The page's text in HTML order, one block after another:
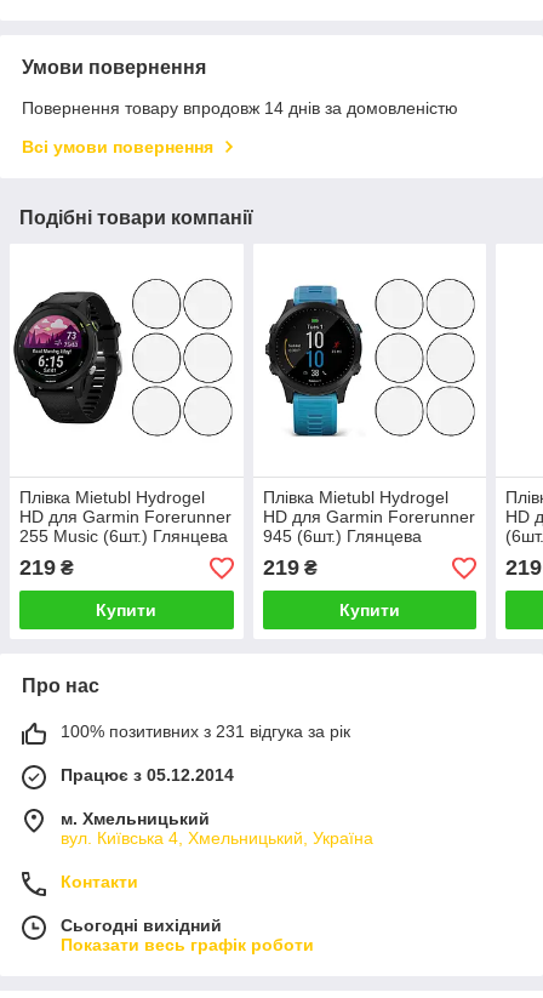
Умови повернення
Повернення товару впродовж 14 днів за домовленістю
Всі умови повернення
Подібні товари компанії
Плівка Mietubl Hydrogel
HD для Garmin Forerunner
255 Music (6шт.) Глянцева
219 ₴
Купити
Плівка Mietubl Hydrogel
HD для Garmin Forerunner
945 (6шт.) Глянцева
219₴
Купити
HD
219
Про нас
100% позитивних з 231 відгука за рік
Працює з 05.12.2014
м. Хмельницький
вул. Київська 4, Хмельницький, Україна
Контакти
Сьогодні вихідний
Показати весь графік роботи